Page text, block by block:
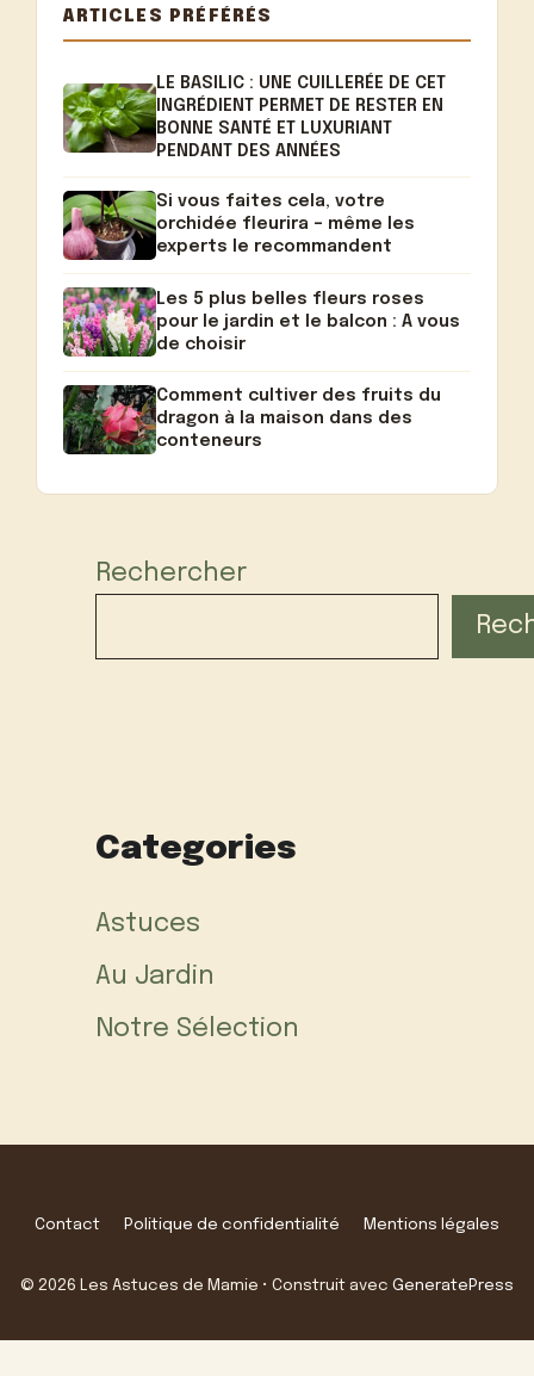
ARTICLES PRÉFÉRÉS
LE BASILIC : UNE CUILLERÉE DE CET
INGRÉDIENT PERMET DE RESTER EN
BONNE SANTÉ ET LUXURIANT
PENDANT DES ANNÉES
Si vous faites cela, votre
orchidée fleurira – même les
experts le recommandent
Les 5 plus belles fleurs roses
pour le jardin et le balcon : A vous
de choisir
Comment cultiver des fruits du
dragon à la maison dans des
conteneurs
Rechercher
Categories
Astuces
Au Jardin
Notre Sélection
Contact Politique de confidentialité Mentions légales
© 2026 Les Astuces de Mamie • Construit avec GeneratePress